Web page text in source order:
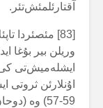
آقتارئلمئش‌تئر.
[83] مئصئردا
وریلن بیر بۇغا
ایشلەمیش‌تی
اۇنلارئن ثروتی